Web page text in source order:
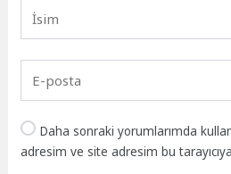
Daha sonraki yorumlarımda
adresim ve site adresim bu